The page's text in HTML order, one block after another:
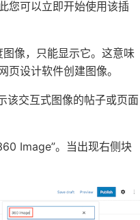
您可以立即开始使用该插
像，只能显示它。这意味
设计软件创建图像。
该交互式图像的帖子或页面
Image”。当出现右侧块